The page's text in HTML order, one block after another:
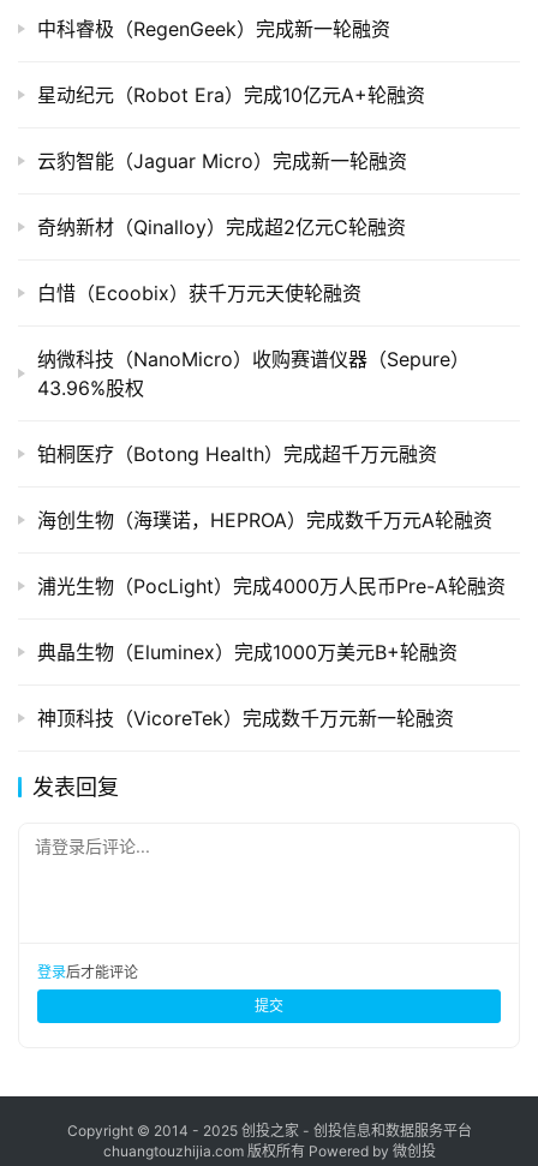
司
市
创
据
创
业
院
中科睿极（RegenGeek）完成新一轮融资
星动纪元（Robot Era）完成10亿元A+轮融资
云豹智能（Jaguar Micro）完成新一轮融资
奇纳新材（Qinalloy）完成超2亿元C轮融资
白惜（Ecoobix）获千万元天使轮融资
纳微科技（NanoMicro）收购赛谱仪器（Sepure）
43.96%股权
铂桐医疗（Botong Health）完成超千万元融资
海创生物（海璞诺，HEPROA）完成数千万元A轮融资
浦光生物（PocLight）完成4000万人民币Pre-A轮融资
典晶生物（Eluminex）完成1000万美元B+轮融资
神顶科技（VicoreTek）完成数千万元新一轮融资
发表回复
请登录后评论...
登录后才能评论
提交
Copyright © 2014 - 2025 创投之家 - 创投信息和数据服务平台
chuangtouzhijia.com 版权所有 Powered by 微创投